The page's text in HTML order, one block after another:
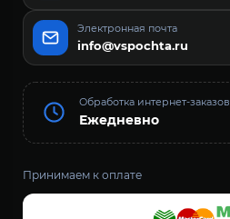
Электронная почта
info@vspochta.ru
Обработка интернет-заказов
Ежедневно
Принимаем к оплате